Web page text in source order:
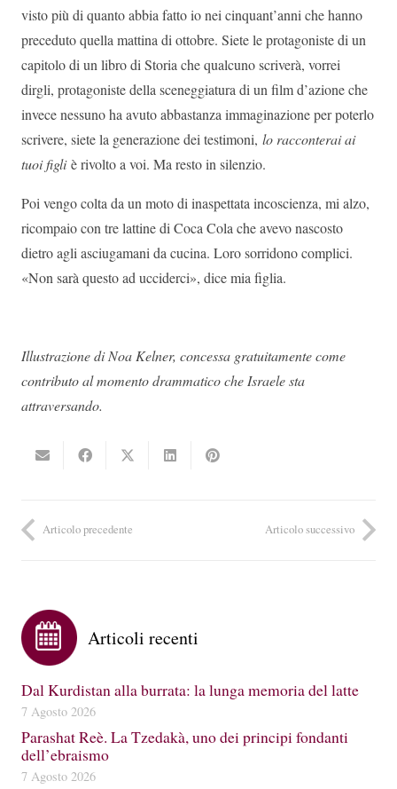
visto più di quanto abbia fatto io nei cinquant’anni che hanno
preceduto quella mattina di ottobre. Siete le protagoniste di un
capitolo di un libro di Storia che qualcuno scriverà, vorrei
dirgli, protagoniste della sceneggiatura di un film d’azione che
invece nessuno ha avuto abbastanza immaginazione per poterlo
scrivere, siete la generazione dei testimoni, lo racconterai ai
tuoi figliè rivolto a voi. Ma resto in silenzio.
Poi vengo colta da un moto di inaspettata incoscienza, mi alzo,
ricompaio con tre lattine di Coca Cola che avevo nascosto
dietro agli asciugamani da cucina. Loro sorridono complici.
«Non sarà questo ad ucciderci», dice mia figlia.
Illustrazione di Noa Kelner, concessa gratuitamente come
contributo al momento drammatico che Israele sta
attraversando.
Articolo precedente Articolo successivo
Articoli recenti
Dal Kurdistan alla burrata: la lunga memoria del latte
7 Agosto 2026
Parashat Reè. La Tzedakà, uno dei principi fondanti
dell’ebraismo
7 Agosto 2026